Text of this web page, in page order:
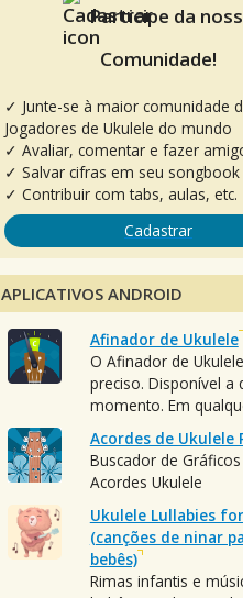
Participe da
Comunidade!
✓ Junte-se à maior comunidade
Jogadores de Ukulele do mundo
✓ Avaliar, comentar e fazer
✓ Salvar cifras em seu songbook
✓ Contribuir com tabs, aulas, etc.
Cadastrar
APLICATIVOS ANDROID
Afinador de Ukulele
O Afinador de
preciso. Disponível a
momento. Em
Acordes de Ukulele
Buscador de
Acordes Ukulele
Ukulele Lullabies
(canções de ninar
bebês)
Rimas infantis e